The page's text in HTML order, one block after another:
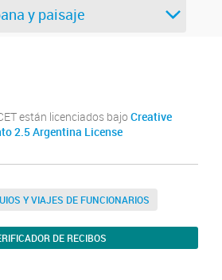
y paisaje
están licenciados bajo Creative
2.5 Argentina License
Y VIAJES DE FUNCIONARIOS
DE RECIBOS